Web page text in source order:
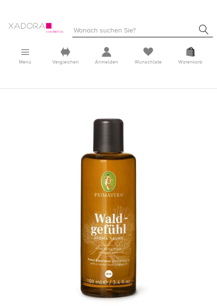
Menü Vergleichen Anmelden Wunschliste Warenkorb